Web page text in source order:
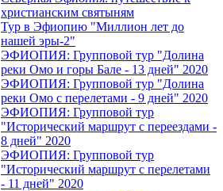
христианским святыням
Тур в Эфиопию "Миллион лет до
нашей эры-2"
ЭФИОПИЯ: Групповой тур "Долина
реки Омо и горы Бале - 13 дней" 2020
ЭФИОПИЯ: Групповой тур "Долина
реки Омо с перелетами - 9 дней" 2020
ЭФИОПИЯ: Групповой тур
"Исторический маршрут с переездами -
8 дней" 2020
ЭФИОПИЯ: Групповой тур
"Исторический маршрут с перелетами
- 11 дней" 2020